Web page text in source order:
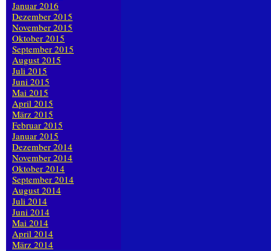
Januar 2016
Dezember 2015
November 2015
Oktober 2015
September 2015
August 2015
Juli 2015
Juni 2015
Mai 2015
April 2015
März 2015
Februar 2015
Januar 2015
Dezember 2014
November 2014
Oktober 2014
September 2014
August 2014
Juli 2014
Juni 2014
Mai 2014
April 2014
März 2014